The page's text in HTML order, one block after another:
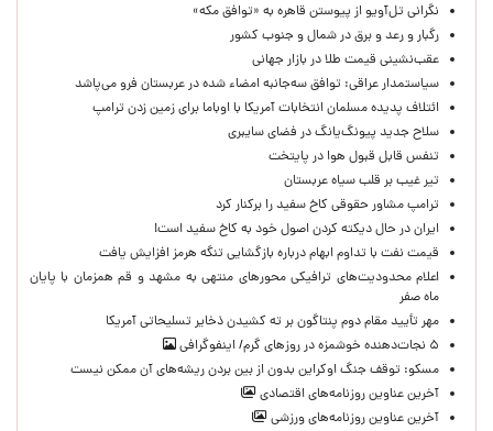
نگرانی تل‌آویو از پیوستن قاهره به «توافق مکه»
رگبار و رعد و برق در شمال و جنوب کشور
عقب‌نشینی قیمت طلا در بازار جهانی
سیاستمدار عراقی: توافق سه‌جانبه امضاء شده در عربستان فرو می‌پاشد
ائتلاف پدیده مسلمان انتخابات آمریکا با اوباما برای زمین زدن ترامپ
سلاح جدید پیونگ‌یانگ در فضای سایبری
تنفس قابل قبول هوا در پایتخت
تیر غیب بر قلب سیاه عربستان
ترامپ مشاور حقوقی کاخ سفید را برکنار کرد
ایران در حال دیکته کردن اصول خود به کاخ سفید است!
قیمت نفت با تداوم ابهام درباره بازگشایی تنگه هرمز افزایش یافت
اعلام محدودیت‌های ترافیکی محورهای منتهی به مشهد و قم همزمان با پایان
ماه صفر
مهر تأیید مقام دوم پنتاگون بر ته کشیدن ذخایر تسلیحاتی آمریکا
۵ نجات‌دهنده خوشمزه در روزهای گرم/ اینفوگرافی
مسکو: توقف جنگ اوکراین بدون از بین بردن ریشه‌های آن ممکن نیست
آخرین عناوین روزنامه‌های اقتصادی
آخرین عناوین روزنامه‌های ورزشی